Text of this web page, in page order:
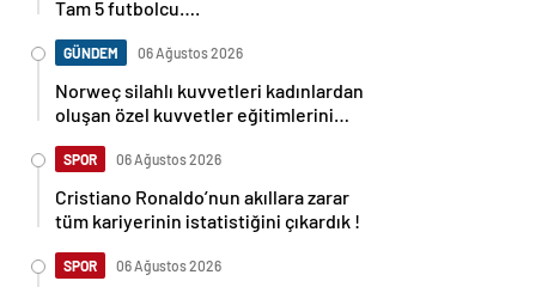
Tam 5 futbolcu….
GÜNDEM 06 Ağustos 2026
Norweç silahlı kuvvetleri kadınlardan
oluşan özel kuvvetler eğitimlerini
SPOR 06 Ağustos 2026
Cristiano Ronaldo’nun akıllara zarar
tüm kariyerinin istatistiğini çıkardık !
SPOR 06 Ağustos 2026